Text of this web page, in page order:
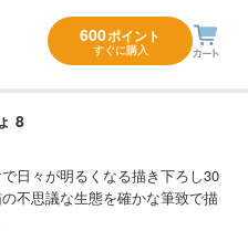
600ポイント
すぐに購入
8
日々が明るくなる描き下ろし30
不思議な生態を確かな筆致で描